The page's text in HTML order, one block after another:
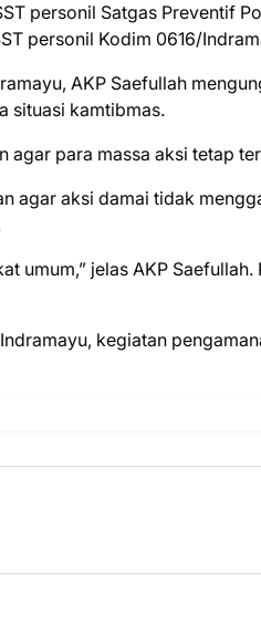
personil Satgas Preventif
personil Kodim 0616/
AKP Saefullah
situasi kamtibmas.
agar para massa aksi tetap
agar aksi damai tidak
umum,” jelas AKP Saefullah.
kegiatan